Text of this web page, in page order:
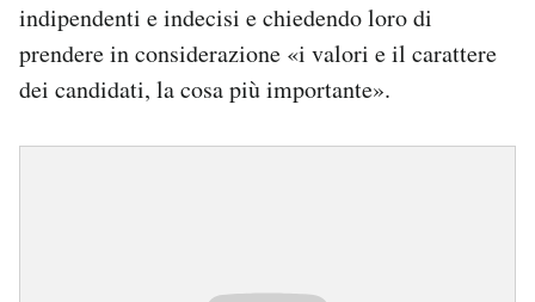
indipendenti e indecisi e chiedendo loro di
prendere in considerazione «i valori e il carattere
dei candidati, la cosa più importante».